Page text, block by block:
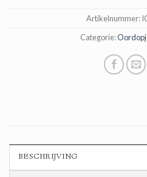
Artikelnummer:
Categorie:
BESCHRIJVING